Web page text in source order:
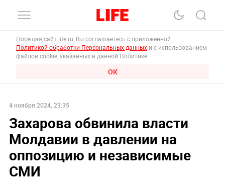
Посещая сайт life.ru, Вы соглашаетесь с приложенной
Политикой обработки Персональных данных и с использованием
файлов cookie, указанных в данной Политике.
ОК
4 ноября 2024, 23:35
Захарова обвинила власти
Молдавии в давлении на
оппозицию и независимые
СМИ